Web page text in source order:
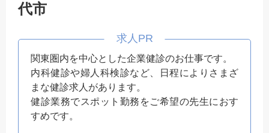
代市
関東圏内を中心とした企業健診のお仕事です。
内科健診や婦人科検診など、日程によりさまざ
まな健診求人があります。
健診業務でスポット勤務をご希望の先生におす
すめです。